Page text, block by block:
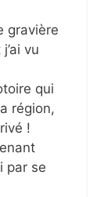
gravière
vu
qui
région,
!
par se